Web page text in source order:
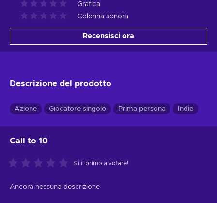
Grafica
Colonna sonora
Recensisci ora
Descrizione del prodotto
Azione Giocatore singolo Prima persona Indie
Call to 10
Sii il primo a votare!
Ancora nessuna descrizione